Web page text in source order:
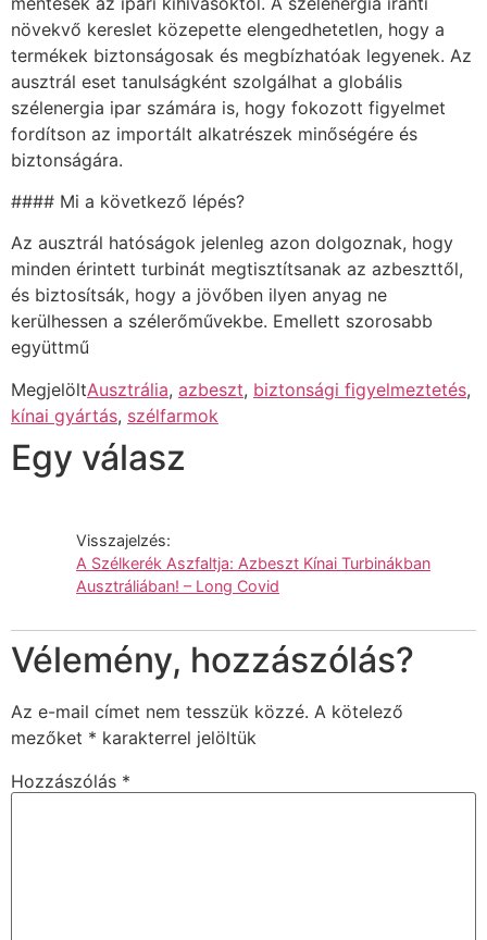
növekvő kereslet közepette elengedhetetlen, hogy a
termékek biztonságosak és megbízhatóak legyenek. Az
ausztrál eset tanulságként szolgálhat a globális
szélenergia ipar számára is, hogy fokozott figyelmet
fordítson az importált alkatrészek minőségére és
biztonságára.
#### Mi a következő lépés?
Az ausztrál hatóságok jelenleg azon dolgoznak, hogy
minden érintett turbinát megtisztítsanak az azbeszttől,
és biztosítsák, hogy a jövőben ilyen anyag ne
kerülhessen a szélerőművekbe. Emellett szorosabb
együttmű
MegjelöltAusztrália, azbeszt, biztonsági figyelmeztetés,
kínai gyártás, szélfarmok
Egy válasz
Visszajelzés:
A Szélkerék Aszfaltja: Azbeszt Kínai Turbinákban
Ausztráliában! – Long Covid
Vélemény, hozzászólás?
Az e-mail címet nem tesszük közzé. A kötelező
mezőket * karakterrel jelöltük
Hozzászólás *